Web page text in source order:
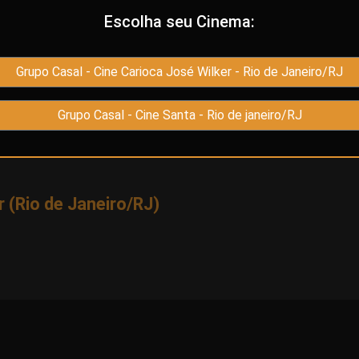
na Praga do século XIX até sua morte em Viena pós-
por trás do gigante da literatura.
Boková, Ivan Trojan, Katharina Stark, Sandra Korzeniak, Sebastian
Budar
(Rio de Janeiro/RJ)
Escolha seu Cinema:
Grupo Casal - Cine Carioca José Wilker - Rio de Janeiro/RJ
Grupo Casal - Cine Santa - Rio de janeiro/RJ